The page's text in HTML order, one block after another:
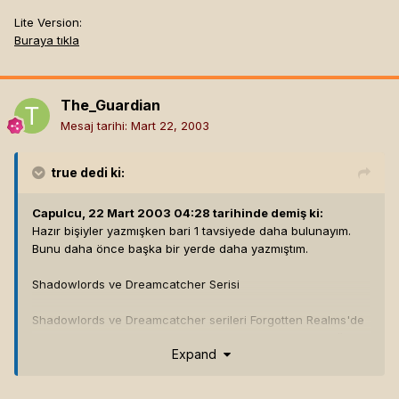
Lite Version:
Buraya tıkla
The_Guardian
Mesaj tarihi: Mart 22, 2003
true dedi ki:
Capulcu, 22 Mart 2003 04:28 tarihinde demiş ki:
Hazır bişiyler yazmışken bari 1 tavsiyede daha bulunayım.
Bunu daha önce başka bir yerde daha yazmıştım.
Shadowlords ve Dreamcatcher Serisi
Shadowlords ve Dreamcatcher serileri Forgotten Realms'de
olan modüllerden oluşuyor. Oyunu ister single ister
Expand